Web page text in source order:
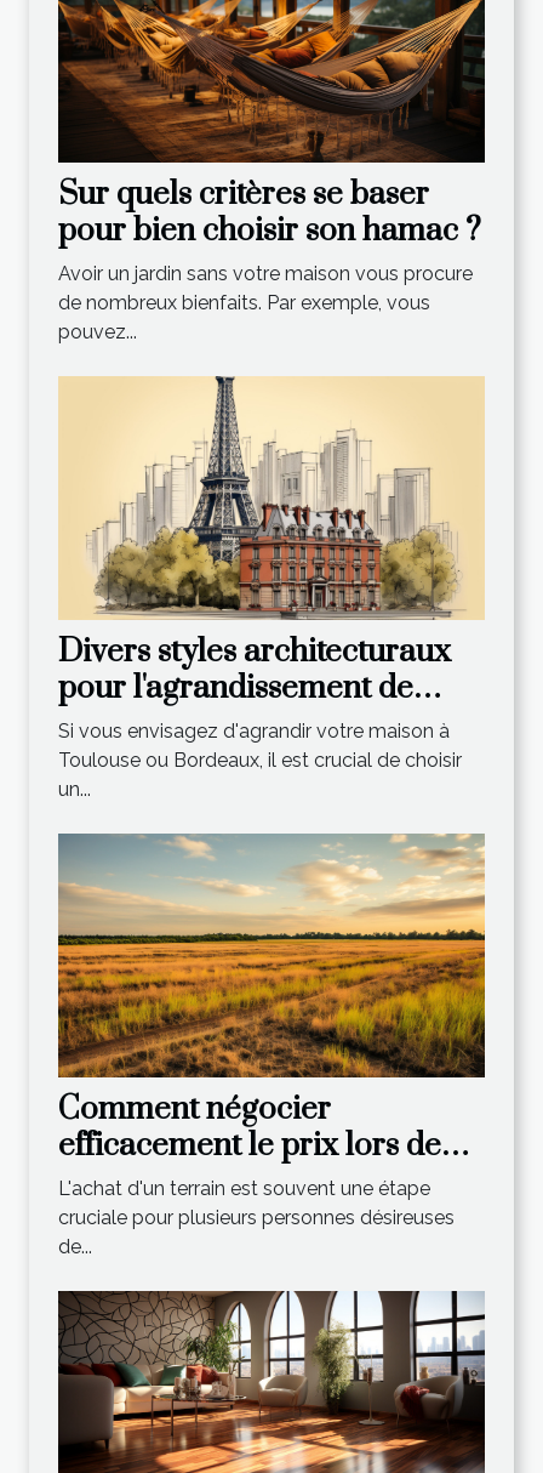
Sur quels critères se baser
pour bien choisir son hamac ?
Avoir un jardin sans votre maison vous procure
de nombreux bienfaits. Par exemple, vous
pouvez...
Divers styles architecturaux
pour l'agrandissement de
votre maison à Toulouse et
Bordeaux
Si vous envisagez d'agrandir votre maison à
Toulouse ou Bordeaux, il est crucial de choisir
un...
Comment négocier
efficacement le prix lors de
l'achat d'un terrain?
L'achat d'un terrain est souvent une étape
cruciale pour plusieurs personnes désireuses
de...